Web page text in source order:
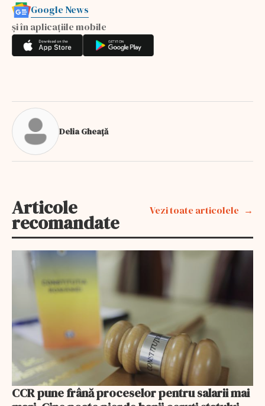
Google News
și în aplicațiile mobile
Delia Gheață
Articole
recomandate
Vezi toate articolele
CCR pune frână proceselor pentru salarii mai